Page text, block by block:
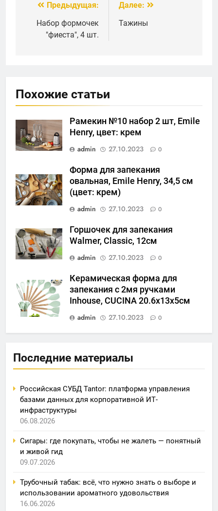
Навигация
по
записям
Предыдущая:
Набор формочек
"фиеста", 4 шт.
Далее:
Тажины
Похожие статьи
Рамекин №10 набор 2 шт, Emile
Henry, цвет: крем
admin
27.10.2023 0
Форма для запекания
овальная, Emile Henry, 34,5 см
(цвет: крем)
admin
27.10.2023 0
Горшочек для запекания
Walmer, Classic, 12см
admin
27.10.2023 0
Керамическая форма для
запекания с 2мя ручками
Inhouse, CUCINA 20.6x13x5см
admin
27.10.2023 0
Последние материалы
Российская СУБД Tantor: платформа управления
базами данных для корпоративной ИТ-
инфраструктуры
06.08.2026
Сигары: где покупать, чтобы не жалеть — понятный
и живой гид
09.07.2026
Трубочный табак: всё, что нужно знать о выборе и
использовании ароматного удовольствия
16.06.2026